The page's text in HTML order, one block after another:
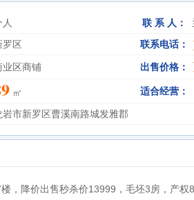
联 系 人：
罗区 联系电话：
业区商铺 出售价格：
㎡ 适合经营：
岩市新罗区曹溪南路城发雅郡
，降价出售秒杀价13999，毛坯3房，产权